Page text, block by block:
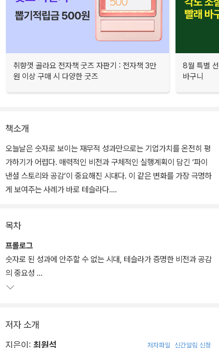
취향껏 골라요 전자책 굿즈 자판기 : 전자책 3만
원 이상 구매 시 다양한 굿즈
8월 특별
바구니
책소개
오늘날은 숫자로 보이는 재무적 성과만으로는 기업가치를 온전히 평
가하기가 어렵다. 매력적인 비전과 구체적인 실행계획이 담긴 ‘파이
낸셜 스토리와 공감’이 중요해진 시대다. 이 같은 변화를 가장 극명하
게 보여주는 사례가 바로 테슬라다.
인 일론 머스크의 비전으로 기업가치가 올라가고, 그렇게 높아진 가
치를 기반으로 테슬라는 비전에 더 가까이 가고 있다. “투자자들은 종
교처럼 테슬라와 일론 머스크를 숭배한다. 아마존을 사용한다고 베이
조스를 숭배하지는 않는데, 머스크는 이들에게 각별한 의미를 갖는
다. 머스크에 대한 숭배는 계속될 것이며, 투자 전명 역시 밝다.” 미국
테슬라의 비전은 과연 무엇이길래 자동차 업계뿐 아니라 다양한 산업
군을 긴장시키고, 수많은 사람들을 홀리는 걸까. 신간 《테슬라 쇼크》
목차
프롤로그
숫자로 된 성과에 안주할 수 없는 시대, 테슬라가 증명한 비전과 공감
의 중요성
저자 소개
지은이: 최원석 저자파일 신간알림 신청